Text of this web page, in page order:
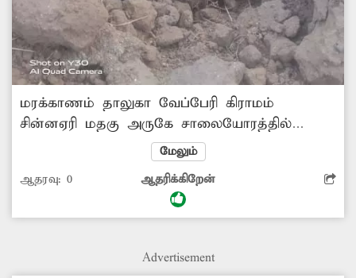
மரக்காணம் தாலுகா வேப்பேரி கிராமம்
சின்னஏரி மதகு அருகே சாலையோரத்தில்
குடிநீர் குழாய் உடைந்ததால், அதை சீரமைக்க
பள்ளம் தோண்டப்பட்டது. இருப்பினும் குழாய்
உடைப்பு சீரமைக்கப்படாமல், அப்பணி கிடப்பில்
போடப்பட்டுள்ளதால் குடிநீர் வீணாகி வருகிறது.
ஏற்பட்டு வருகிறது. எனவே குழாய் உடைப்பை
உடனே சீரமைக்க அதிகாரிகள் நடவடிக்கை
மேலும்
ஆதரவு: 0 ஆதரிக்கிறேன்
Advertisement